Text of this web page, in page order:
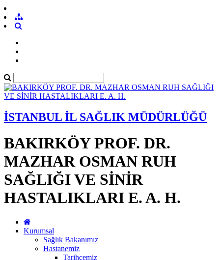
İSTANBUL İL SAĞLIK MÜDÜRLÜĞÜ
BAKIRKÖY PROF. DR.
MAZHAR OSMAN RUH
SAĞLIĞI VE SİNİR
HASTALIKLARI E. A. H.
Kurumsal
Sağlık Bakanımız
Hastanemiz
Tarihçemiz